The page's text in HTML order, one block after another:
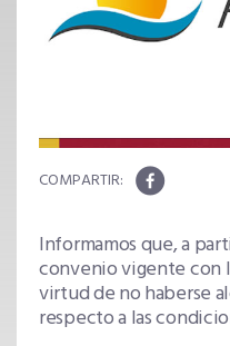
Informamos que, a
convenio vigente con
virtud de no haberse
respecto a las